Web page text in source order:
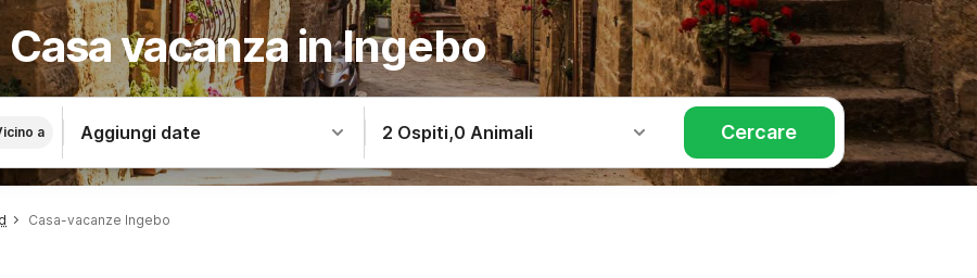
Casa vacanza in Ingebo
a Aggiungi date 2 Ospiti,0 Animali Cercare
Casa-vacanze Ingebo